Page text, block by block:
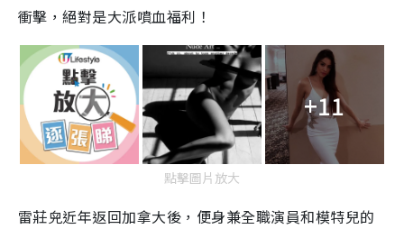
衝擊，絕對是大派噴血福利！
+11
點擊圖片放大
雷莊𠒇近年返回加拿大後，便身兼全職演員和模特兒的